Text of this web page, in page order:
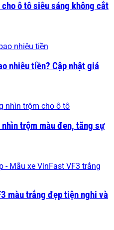
cho ô tô siêu sáng không cắt
nhiêu tiền? Cập nhật giá
trộm màu đen, tăng sự
màu trắng đẹp tiện nghi và